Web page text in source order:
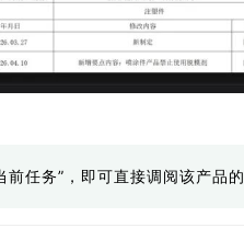
任务”，即可直接调阅该产品的